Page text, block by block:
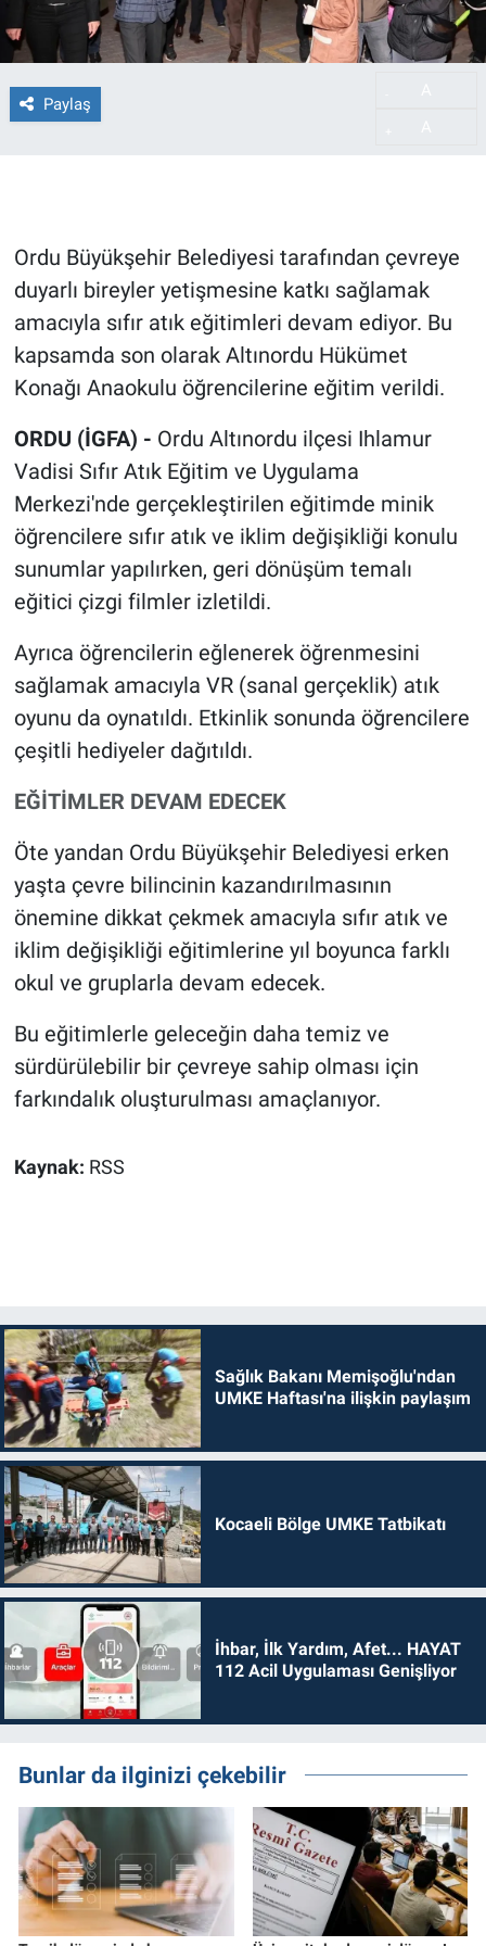
Paylaş
Ordu Büyükşehir Belediyesi tarafından çevreye
duyarlı bireyler yetişmesine katkı sağlamak
amacıyla sıfır atık eğitimleri devam ediyor. Bu
kapsamda son olarak Altınordu Hükümet
Konağı Anaokulu öğrencilerine eğitim verildi.
ORDU (İGFA) - Ordu Altınordu ilçesi Ihlamur
Vadisi Sıfır Atık Eğitim ve Uygulama
Merkezi'nde gerçekleştirilen eğitimde minik
öğrencilere sıfır atık ve iklim değişikliği konulu
sunumlar yapılırken, geri dönüşüm temalı
eğitici çizgi filmler izletildi.
Ayrıca öğrencilerin eğlenerek öğrenmesini
sağlamak amacıyla VR (sanal gerçeklik) atık
oyunu da oynatıldı. Etkinlik sonunda öğrencilere
çeşitli hediyeler dağıtıldı.
EĞİTİMLER DEVAM EDECEK
Öte yandan Ordu Büyükşehir Belediyesi erken
yaşta çevre bilincinin kazandırılmasının
önemine dikkat çekmek amacıyla sıfır atık ve
iklim değişikliği eğitimlerine yıl boyunca farklı
okul ve gruplarla devam edecek.
Bu eğitimlerle geleceğin daha temiz ve
sürdürülebilir bir çevreye sahip olması için
farkındalık oluşturulması amaçlanıyor.
Kaynak: RSS
Sağlık Bakanı Memişoğlu'ndan
UMKE Haftası'na ilişkin paylaşım
Kocaeli Bölge UMKE Tatbikatı
İhbar, İlk Yardım, Afet... HAYAT
112 Acil Uygulaması Genişliyor
Bunlar da ilginizi çekebilir